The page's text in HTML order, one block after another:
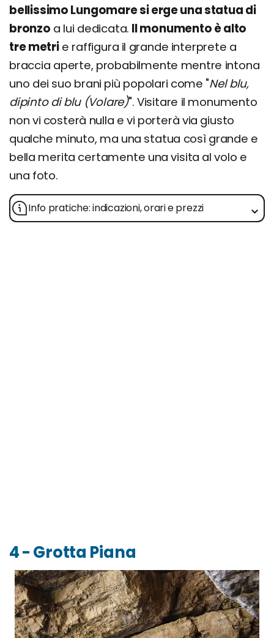
bellissimo Lungomare si erge una statua di
bronzo a lui dedicata. Il monumento è alto
tre metrie raffigura il grande interprete a
braccia aperte, probabilmente mentre intona
uno dei suo brani più popolari come "Nel blu,
dipinto di blu (Volare)". Visitare il monumento
non vi costerà nulla e vi porterà via giusto
qualche minuto, ma una statua così grande e
bella merita certamente una visita al volo e
una foto.
Info pratiche: indicazioni, orari e prezzi
4 - Grotta Piana